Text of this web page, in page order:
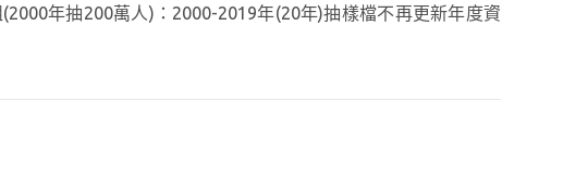
年抽200萬人)：2000-2019年(20年)抽樣檔不再更新年度資